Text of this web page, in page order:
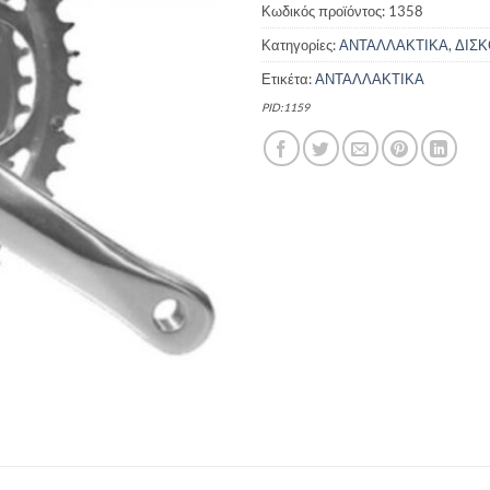
Κωδικός προϊόντος: 1358
Κατηγορίες:ΑΝΤΑΛΛΑΚΤΙΚΑ,
Ετικέτα:ΑΝΤΑΛΛΑΚΤΙΚΑ
PID:1159